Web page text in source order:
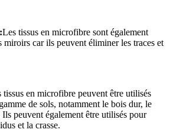
Les tissus en microfibre sont également
miroirs car ils peuvent éliminer les traces et
tissus en microfibre peuvent être utilisés
de sols, notamment le bois dur, le
peuvent également être utilisés pour
et la crasse.